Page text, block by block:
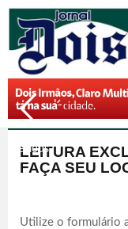
Previous
LEITURA
FAÇA SEU
Utilize o formulário